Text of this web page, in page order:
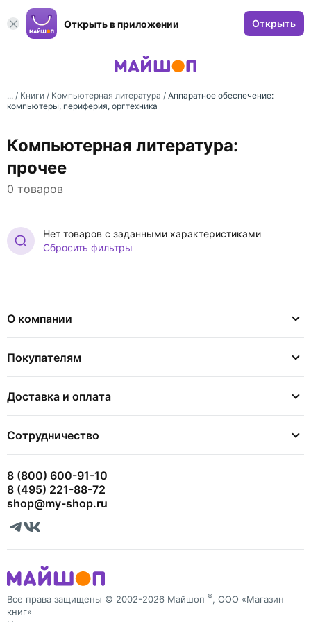
Открыть в приложении Открыть
... / Книги / Компьютерная литература / Аппаратное обеспечение:
компьютеры, периферия, оргтехника
Компьютерная литература:
прочее
0 товаров
Нет товаров с заданными характеристиками
Сбросить фильтры
О компании
Покупателям
Доставка и оплата
Сотрудничество
8 (800) 600-91-10
8 (495) 221-88-72
shop@my-shop.ru
Все права защищены © 2002-2026 Майшоп ®, ООО «Магазин
книг»